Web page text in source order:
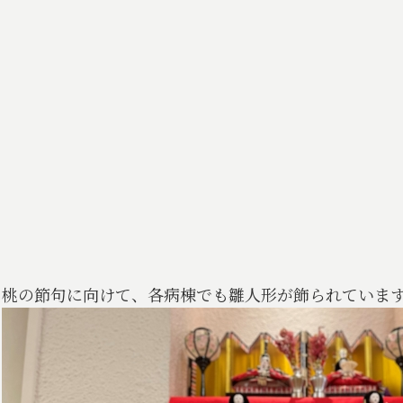
桃の節句に向けて、各病棟でも雛人形が飾られていま